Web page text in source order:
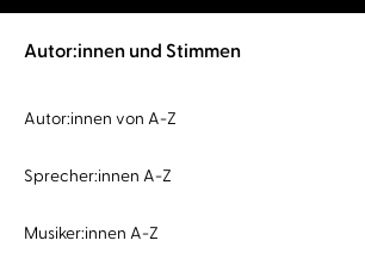
Autor:innen und Stimmen
Autor:innen von A-Z
Sprecher:innen A-Z
Musiker:innen A-Z